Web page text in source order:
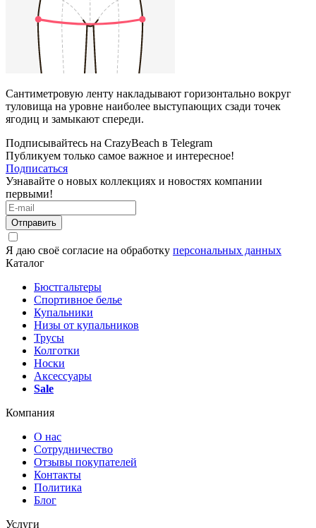
Сантиметровую ленту накладывают горизонтально вокруг
туловища на уровне наиболее выступающих сзади точек
ягодиц и замыкают спереди.
Подписывайтесь на CrazyBeach в Telegram
Публикуем только самое важное и интересное!
Подписаться
Узнавайте о новых коллекциях и новостях компании
первыми!
Отправить
Я даю своё согласие на обработку персональных данных
Каталог
Бюстгальтеры
Спортивное белье
Купальники
Низы от купальников
Трусы
Колготки
Носки
Аксессуары
Sale
Компания
О нас
Сотрудничество
Отзывы покупателей
Контакты
Политика
Блог
Услуги